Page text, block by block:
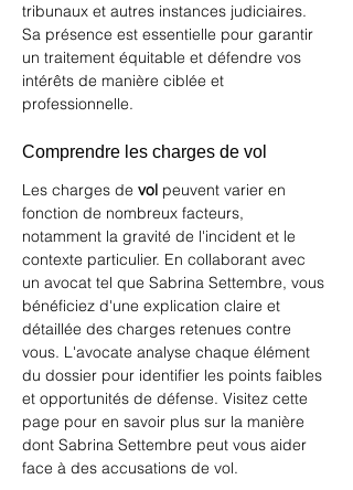
tribunaux et autres instances judiciaires.
Sa présence est essentielle pour garantir
un traitement équitable et défendre vos
intérêts de manière ciblée et
professionnelle.
Comprendre les charges de vol
Les charges de vol peuvent varier en
fonction de nombreux facteurs,
notamment la gravité de l'incident et le
contexte particulier. En collaborant avec
un avocat tel que Sabrina Settembre, vous
bénéficiez d'une explication claire et
détaillée des charges retenues contre
vous. L'avocate analyse chaque élément
du dossier pour identifier les points faibles
et opportunités de défense. Visitez cette
page pour en savoir plus sur la manière
dont Sabrina Settembre peut vous aider
face à des accusations de vol.